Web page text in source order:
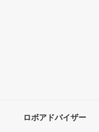
ロボアドバイザー